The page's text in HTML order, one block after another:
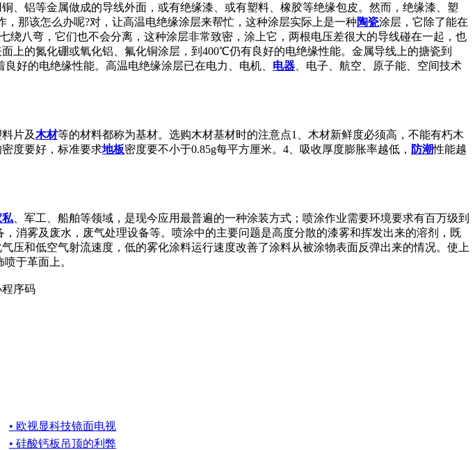
、铝等金属做成的导线外面，或有绝缘漆、或有塑料、橡胶等绝缘包皮。然而，绝缘漆、塑
，那该怎么办呢?对，让高温电绝缘涂层来帮忙，这种涂层实际上是一种陶瓷涂层，它除了能在
绕八弯，它们也不会分离，这种涂层非常致密，涂上它，两根电压差很大的导线碰在一起，也
上的氮化硼或氧化铝、氟化铜涂层，到400℃仍有良好的电绝缘性能。金属导线上的搪瓷到
好的电绝缘性能。高温电绝缘涂层已在电力、电机、 电器 、电子、航空、原子能、空间技术
片及木材等的材料都称为基材。选购木材基材时的注意点1、木材新鲜度必须高，不能有朽木
度要好，标准要求地板密度要不小于0.85g每平方厘米。4、吸收厚度膨胀率越低， 防潮性能越
私 、军工、船舶等领域，是现今应用最普遍的一种涂装方式；喷涂作业需要环境要求有百万级到
消雾及废水，废气处理设备等。喷涂中的主要问题是高度分散的漆雾和挥发出来的溶剂，既
和低空气射流速度，低的雾化涂料运行速度改善了涂料从被涂物表面反弹出来的情况。使上
于革面上。
• 欧视显科技镜面电视
• 硅酸钙板吊顶的利弊